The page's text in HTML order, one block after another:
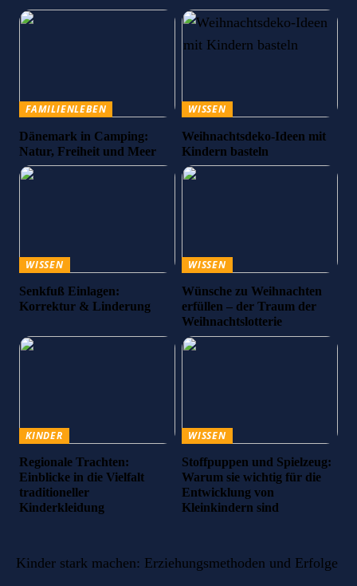
FAMILIENLEBEN
Dänemark in Camping:
Natur, Freiheit und Meer
WISSEN
Weihnachtsdeko-Ideen mit
Kindern basteln
WISSEN
Senkfuß Einlagen:
Korrektur & Linderung
WISSEN
Wünsche zu Weihnachten
erfüllen – der Traum der
Weihnachtslotterie
KINDER
Regionale Trachten:
Einblicke in die Vielfalt
traditioneller
Kinderkleidung
WISSEN
Stoffpuppen und Spielzeug:
Warum sie wichtig für die
Entwicklung von
Kleinkindern sind
Kinder stark machen: Erziehungsmethoden und Erfolge